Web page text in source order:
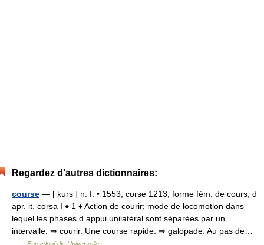
Regardez d'autres dictionnaires:
course — [ kurs ] n. f. • 1553; corse 1213; forme fém. de cours, d
apr. it. corsa I ♦ 1 ♦ Action de courir; mode de locomotion dans
lequel les phases d appui unilatéral sont séparées par un
intervalle. ⇒ courir. Une course rapide. ⇒ galopade. Au pas de…